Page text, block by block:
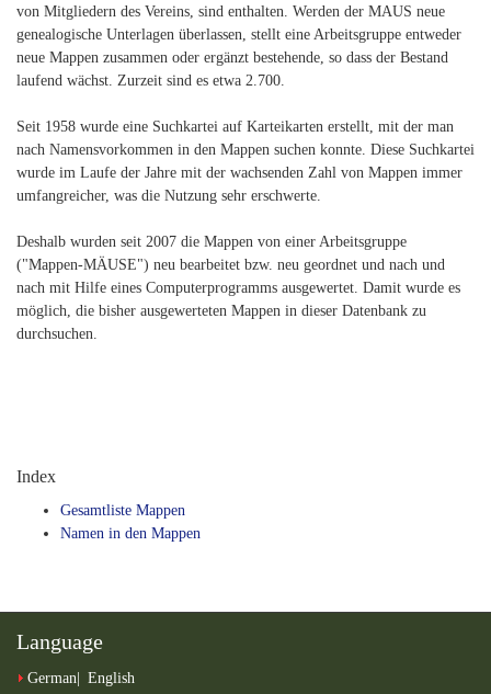
von Mitgliedern des Vereins, sind enthalten. Werden der MAUS neue
genealogische Unterlagen überlassen, stellt eine Arbeitsgruppe entweder
neue Mappen zusammen oder ergänzt bestehende, so dass der Bestand
laufend wächst. Zurzeit sind es etwa 2.700.
Seit 1958 wurde eine Suchkartei auf Karteikarten erstellt, mit der man
nach Namensvorkommen in den Mappen suchen konnte. Diese Suchkartei
wurde im Laufe der Jahre mit der wachsenden Zahl von Mappen immer
umfangreicher, was die Nutzung sehr erschwerte.
Deshalb wurden seit 2007 die Mappen von einer Arbeitsgruppe
("Mappen-MÄUSE") neu bearbeitet bzw. neu geordnet und nach und
nach mit Hilfe eines Computerprogramms ausgewertet. Damit wurde es
möglich, die bisher ausgewerteten Mappen in dieser Datenbank zu
durchsuchen.
Index
Gesamtliste Mappen
Namen in den Mappen
Language
German English